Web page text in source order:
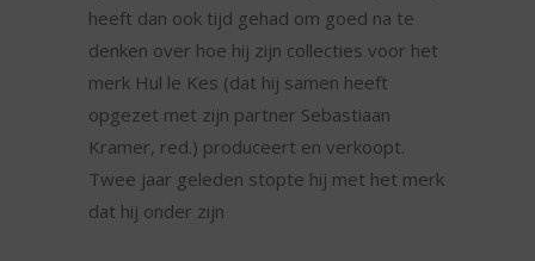
heeft dan ook tijd gehad om goed na te
denken over hoe hij zijn collecties voor het
merk Hul le Kes (dat hij samen heeft
opgezet met zijn partner Sebastiaan
Kramer, red.) produceert en verkoopt.
Twee jaar geleden stopte hij met het merk
dat hij onder zijn